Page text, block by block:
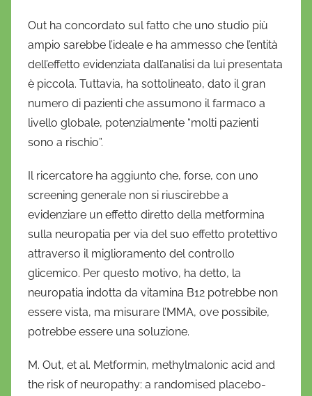
Out ha concordato sul fatto che uno studio più
ampio sarebbe l’ideale e ha ammesso che l’entità
dell’effetto evidenziata dall’analisi da lui presentata
è piccola. Tuttavia, ha sottolineato, dato il gran
numero di pazienti che assumono il farmaco a
livello globale, potenzialmente “molti pazienti
sono a rischio”.
Il ricercatore ha aggiunto che, forse, con uno
screening generale non si riuscirebbe a
evidenziare un effetto diretto della metformina
sulla neuropatia per via del suo effetto protettivo
attraverso il miglioramento del controllo
glicemico. Per questo motivo, ha detto, la
neuropatia indotta da vitamina B12 potrebbe non
essere vista, ma misurare l’MMA, ove possibile,
potrebbe essere una soluzione.
M. Out, et al. Metformin, methylmalonic acid and
the risk of neuropathy: a randomised placebo-